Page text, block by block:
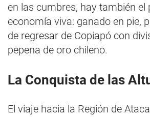
en las cumbres, hay también el
economía viva: ganado en pie,
de regresar de Copiapó con
pepena de oro chileno.
La Conquista de las
El viaje hacia la Región de